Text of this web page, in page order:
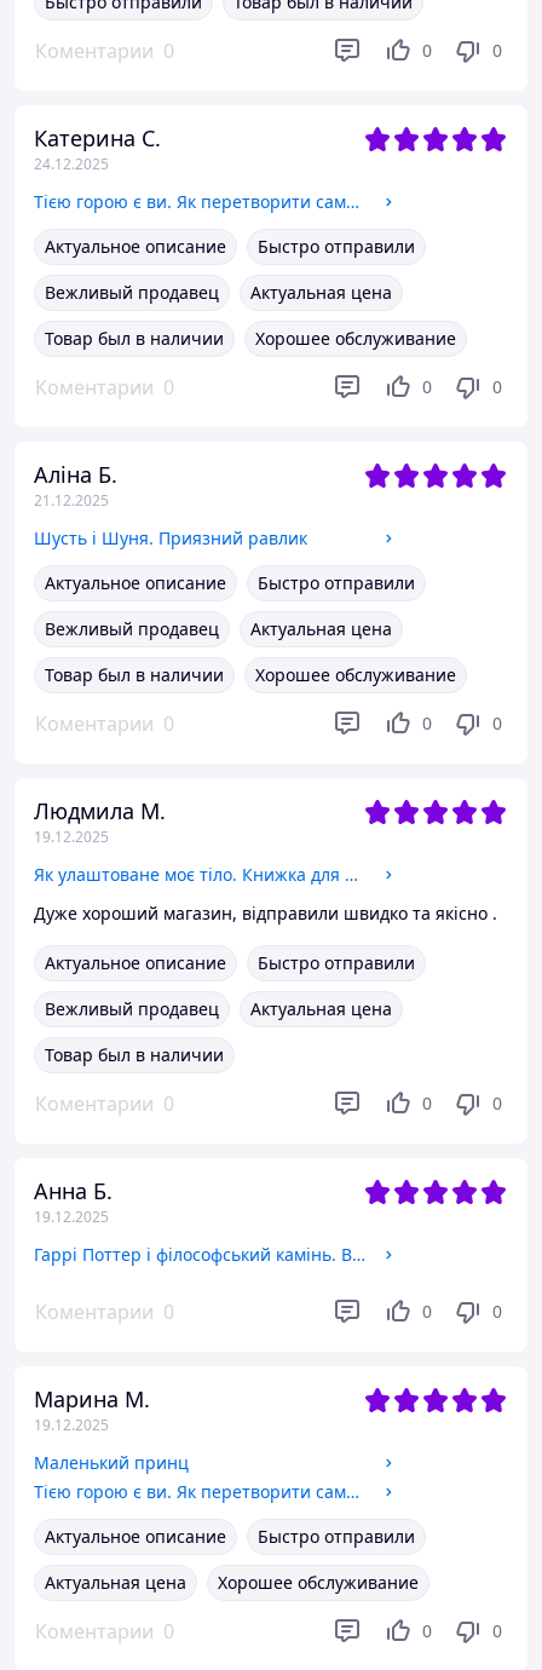
Коментарии 0 0 0
Катерина С.
24.12.2025
Тією горою є ви. Як перетворити самосаботаж на самовдосконалення
Актуальное описание
Быстро отправили
Вежливый продавец
Актуальная цена
Товар был в наличии
Хорошее обслуживание
Коментарии 0 0 0
Аліна Б.
21.12.2025
Шусть і Шуня. Приязний равлик
Актуальное описание
Быстро отправили
Вежливый продавец
Актуальная цена
Товар был в наличии
Хорошее обслуживание
Коментарии 0 0 0
Людмила М.
19.12.2025
Як улаштоване моє тіло. Книжка для дітей (і дорослих!). 4+
Дуже хороший магазин, відправили швидко та якісно .
Актуальное описание
Быстро отправили
Вежливый продавец
Актуальная цена
Товар был в наличии
Коментарии 0 0 0
Анна Б.
19.12.2025
Гаррі Поттер і філософський камінь. Велике ілюстроване видання
Коментарии 0 0 0
Марина М.
19.12.2025
Маленький принц
Тією горою є ви. Як перетворити самосаботаж на самовдосконалення
Актуальное описание
Быстро отправили
Актуальная цена
Хорошее обслуживание
Коментарии 0 0 0